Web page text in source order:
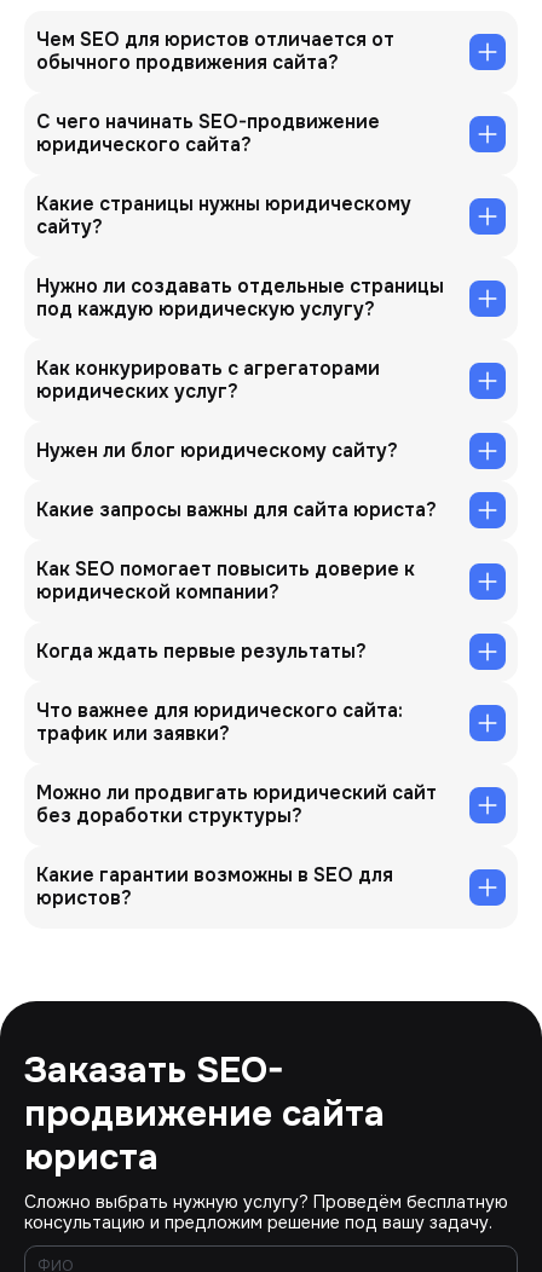
Чем SEO для юристов отличается от
обычного продвижения сайта?
С чего начинать SEO-продвижение
юридического сайта?
Какие страницы нужны юридическому
сайту?
Нужно ли создавать отдельные страницы
под каждую юридическую услугу?
Как конкурировать с агрегаторами
юридических услуг?
Нужен ли блог юридическому сайту?
Какие запросы важны для сайта юриста?
Как SEO помогает повысить доверие к
юридической компании?
Когда ждать первые результаты?
Что важнее для юридического сайта:
трафик или заявки?
Можно ли продвигать юридический сайт
без доработки структуры?
Какие гарантии возможны в SEO для
юристов?
Заказать SEO-
продвижение сайта
юриста
Сложно выбрать нужную услугу? Проведём бесплатную
консультацию и предложим решение под вашу задачу.